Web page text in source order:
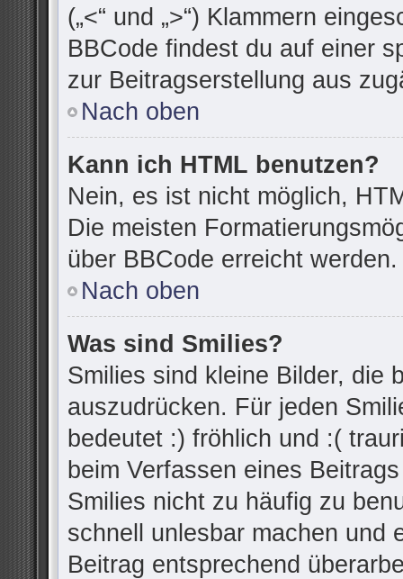
(„<“ und „>“) Klammern
BBCode findest du auf einer
zur Beitragserstellung aus
Nach oben
Kann ich HTML benutzen?
Nein, es ist nicht möglich,
Die meisten
über BBCode erreicht werden.
Nach oben
Was sind Smilies?
Smilies sind kleine Bilder, die
auszudrücken. Für jeden
bedeutet :) fröhlich und :(
beim Verfassen eines
Smilies nicht zu häufig zu
schnell unlesbar machen und
Beitrag entsprechend